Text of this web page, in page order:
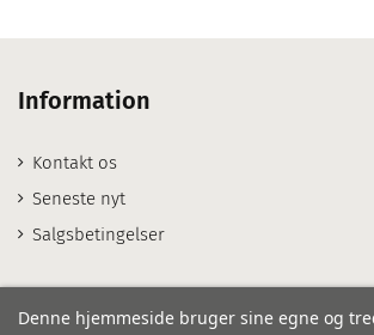
Information
Kontakt os
Seneste nyt
Salgsbetingelser
Denne hjemmeside bruger sine egne og